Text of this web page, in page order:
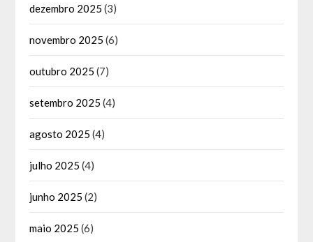
dezembro 2025 (3)
novembro 2025 (6)
outubro 2025 (7)
setembro 2025 (4)
agosto 2025 (4)
julho 2025 (4)
junho 2025 (2)
maio 2025 (6)